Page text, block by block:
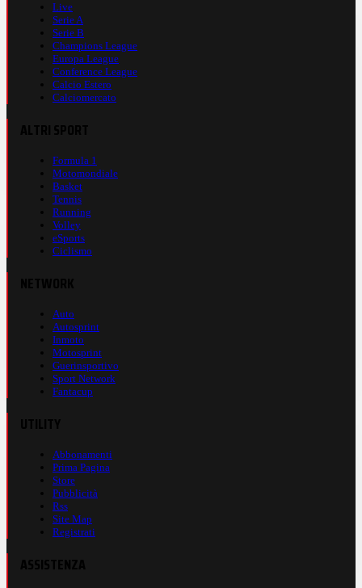
Live
Serie A
Serie B
Champions League
Europa League
Conference League
Calcio Estero
Calciomercato
Formula 1
Motomondiale
Basket
Tennis
Running
Volley
eSports
Ciclismo
Auto
Autosprint
Inmoto
Motosprint
Guerinsportivo
Sport Network
Fantacup
Abbonamenti
Prima Pagina
Store
Pubblicità
Rss
Site Map
Registrati